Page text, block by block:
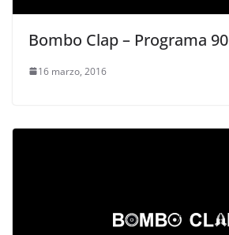
Bombo Clap – Programa 90
16 marzo, 2016